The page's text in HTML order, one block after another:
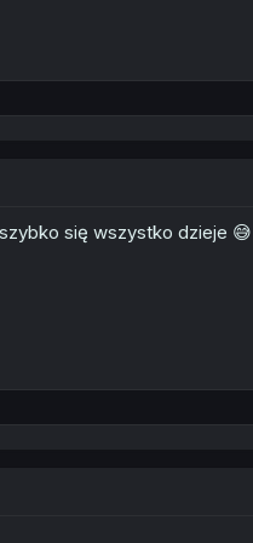
się wszystko dzieje